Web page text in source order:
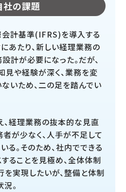
社の課題
会計基準(IFRS)を導入する
あたり、新しい経理業務の
計が必要になった。だが、
や経験が深く、業務を変
いため、二の足を踏んでい
、経理業務の抜本的な見直
が少なく、人手が不足して
る。そのため、社内でできる
することを見極め、全体体制
実現したいが、整備と体制
。